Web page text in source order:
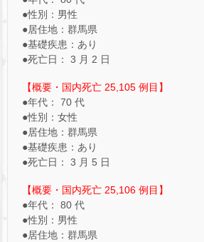
●性別：男性
●居住地：群馬県
●基礎疾患：あり
●死亡日： 3 月 2 日
【概要・国内死亡 25,105 例目】
●年代： 70 代
●性別：女性
●居住地：群馬県
●基礎疾患：あり
●死亡日： 3 月 5 日
【概要・国内死亡 25,106 例目】
●年代： 80 代
●性別：男性
●居住地：群馬県